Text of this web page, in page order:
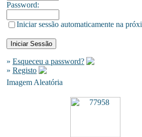
Password:
Iniciar sessão automaticamente na
» Esqueceu a password?
» Registo
Imagem Aleatória